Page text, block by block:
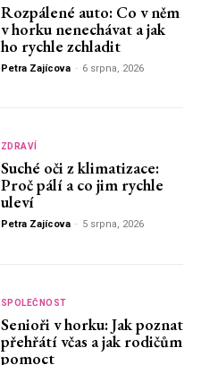
Rozpálené auto: Co v něm
v horku nenechávat a jak
ho rychle zchladit
Petra Zajícova - 6 srpna, 2026
ZDRAVÍ
Suché oči z klimatizace:
Proč pálí a co jim rychle
uleví
Petra Zajícova - 5 srpna, 2026
SPOLEČNOST
Senioři v horku: Jak poznat
přehřátí včas a jak rodičům
pomoct